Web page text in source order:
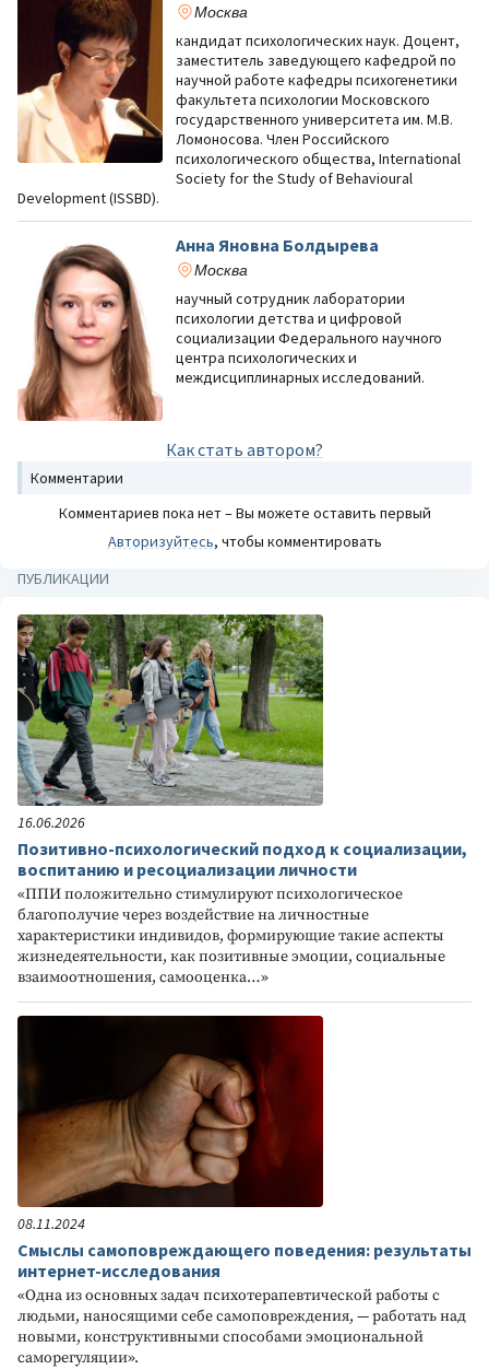
Москва
кандидат психологических наук. Доцент,
заместитель заведующего кафедрой по
научной работе кафедры психогенетики
факультета психологии Московского
государственного университета им. М.В.
Ломоносова. Член Российского
психологического общества, International
Society for the Study of Behavioural
Development (ISSBD).
Анна Яновна Болдырева
Москва
научный сотрудник лаборатории
психологии детства и цифровой
социализации Федерального научного
центра психологических и
междисциплинарных исследований.
Как стать автором?
Комментарии
Комментариев пока нет – Вы можете оставить первый
Авторизуйтесь, чтобы комментировать
ПУБЛИКАЦИИ
16.06.2026
Позитивно-психологический подход к социализации,
воспитанию и ресоциализации личности
«ППИ положительно стимулируют психологическое
благополучие через воздействие на личностные
характеристики индивидов, формирующие такие аспекты
жизнедеятельности, как позитивные эмоции, социальные
взаимоотношения, самооценка…»
08.11.2024
Смыслы самоповреждающего поведения: результаты
интернет-исследования
«Одна из основных задач психотерапевтической работы с
людьми, наносящими себе самоповреждения, — работать над
новыми, конструктивными способами эмоциональной
саморегуляции».